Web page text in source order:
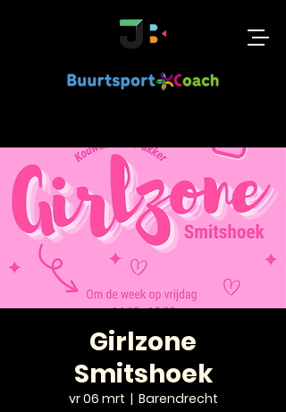
Girlzone
Smitshoek
vr 06 mrt
  |
Barendrecht